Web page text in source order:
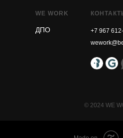
WE WORK
+7 967
© 2024 WE
ДПО